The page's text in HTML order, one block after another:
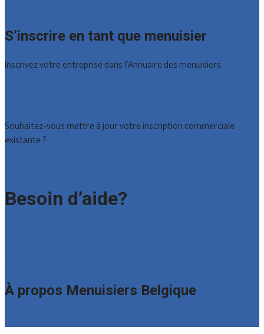
S’inscrire en tant que menuisier
Inscrivez votre entreprise dans l’Annuaire des menuisiers.
Souhaitez-vous mettre à jour votre inscription commerciale
existante ?
Besoin d’aide?
À propos Menuisiers Belgique